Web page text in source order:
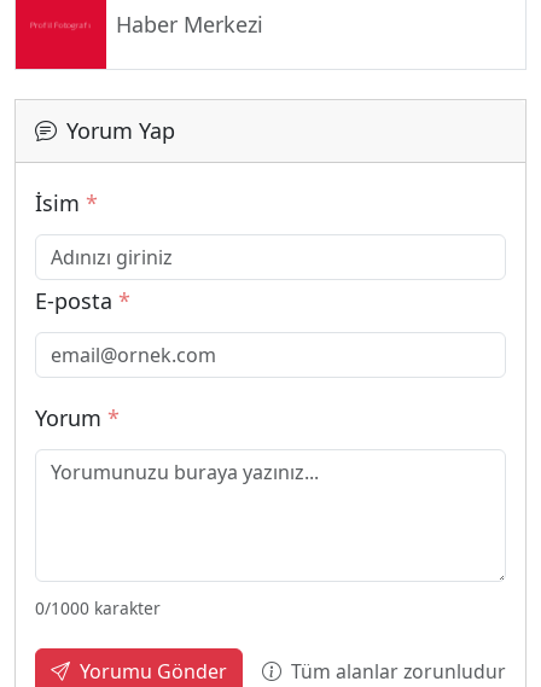
Haber Merkezi
Yorum Yap
İsim *
E-posta *
Yorum *
0/1000 karakter
Yorumu Gönder Tüm alanlar zorunludur